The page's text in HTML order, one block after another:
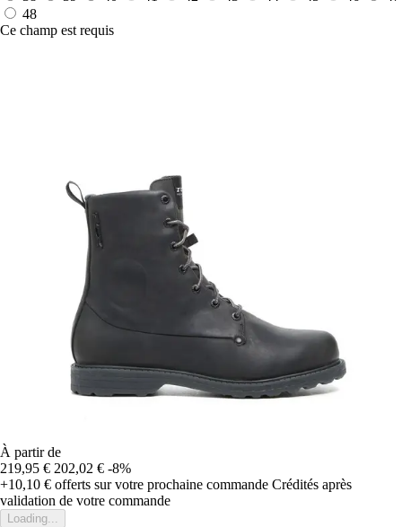
48
Ce champ est requis
À partir de
219,95 € 202,02 € -8%
+10,10 € offerts sur votre prochaine commande Crédités après
validation de votre commande
Loading...